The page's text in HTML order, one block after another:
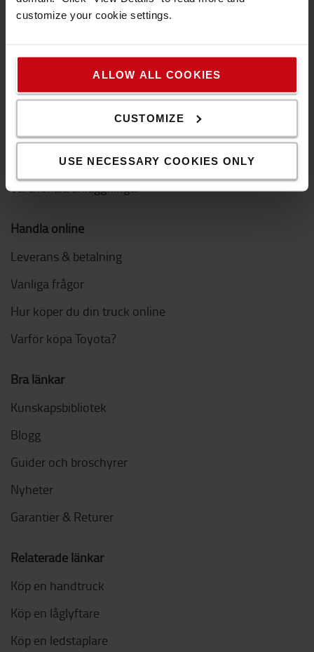
customize your cookie settings.
ALLOW ALL COOKIES
CUSTOMIZE
USE NECESSARY COOKIES ONLY
Arbeta hos oss
Toyota Service Concept
Hållbar utveckling
Code of Conduct
Kontakta oss
Våra lokala anläggningar
Handla online
Leverans & betalning
Vanliga frågor
Hur köper du din truck online
Varför köpa Toyota?
Bra länkar
Kunskapsbibliotek
Blogg
Guider och broschyrer
Nyheter
Garantier & Returer
Relaterade länkar
Köp en handtruck
Köp en låglyftare
Köp en ledstaplare